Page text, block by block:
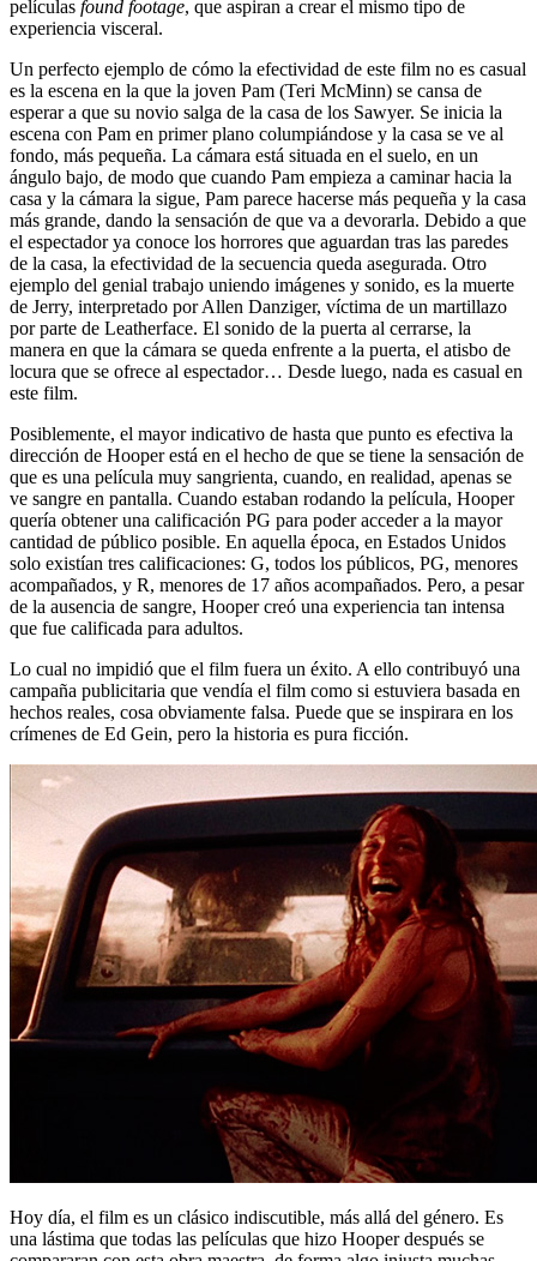
películas found footage, que aspiran a crear el mismo tipo de
experiencia visceral.
Un perfecto ejemplo de cómo la efectividad de este film no es casual
es la escena en la que la joven Pam (Teri McMinn) se cansa de
esperar a que su novio salga de la casa de los Sawyer. Se inicia la
escena con Pam en primer plano columpiándose y la casa se ve al
fondo, más pequeña. La cámara está situada en el suelo, en un
ángulo bajo, de modo que cuando Pam empieza a caminar hacia la
casa y la cámara la sigue, Pam parece hacerse más pequeña y la casa
más grande, dando la sensación de que va a devorarla. Debido a que
el espectador ya conoce los horrores que aguardan tras las paredes
de la casa, la efectividad de la secuencia queda asegurada. Otro
ejemplo del genial trabajo uniendo imágenes y sonido, es la muerte
de Jerry, interpretado por Allen Danziger, víctima de un martillazo
por parte de Leatherface. El sonido de la puerta al cerrarse, la
manera en que la cámara se queda enfrente a la puerta, el atisbo de
locura que se ofrece al espectador… Desde luego, nada es casual en
este film.
Posiblemente, el mayor indicativo de hasta que punto es efectiva la
dirección de Hooper está en el hecho de que se tiene la sensación de
que es una película muy sangrienta, cuando, en realidad, apenas se
ve sangre en pantalla. Cuando estaban rodando la película, Hooper
quería obtener una calificación PG para poder acceder a la mayor
cantidad de público posible. En aquella época, en Estados Unidos
solo existían tres calificaciones: G, todos los públicos, PG, menores
acompañados, y R, menores de 17 años acompañados. Pero, a pesar
de la ausencia de sangre, Hooper creó una experiencia tan intensa
que fue calificada para adultos.
Lo cual no impidió que el film fuera un éxito. A ello contribuyó una
campaña publicitaria que vendía el film como si estuviera basada en
hechos reales, cosa obviamente falsa. Puede que se inspirara en los
crímenes de Ed Gein, pero la historia es pura ficción.
Hoy día, el film es un clásico indiscutible, más allá del género. Es
una lástima que todas las películas que hizo Hooper después se